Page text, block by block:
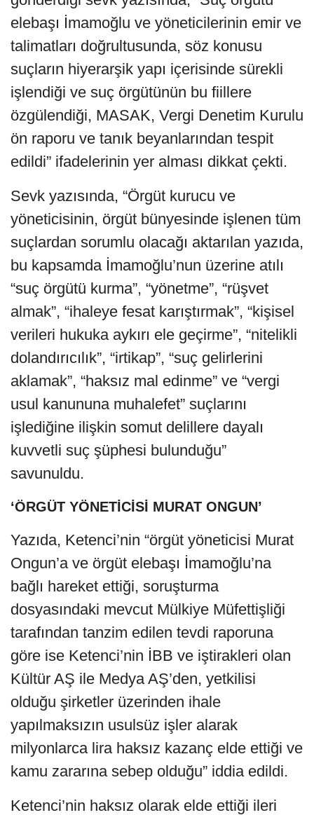
elebaşı İmamoğlu ve yöneticilerinin emir ve
talimatları doğrultusunda, söz konusu
suçların hiyerarşik yapı içerisinde sürekli
işlendiği ve suç örgütünün bu fiillere
özgülendiği, MASAK, Vergi Denetim Kurulu
ön raporu ve tanık beyanlarından tespit
edildi” ifadelerinin yer alması dikkat çekti.
Sevk yazısında, “Örgüt kurucu ve
yöneticisinin, örgüt bünyesinde işlenen tüm
suçlardan sorumlu olacağı aktarılan yazıda,
bu kapsamda İmamoğlu’nun üzerine atılı
“suç örgütü kurma”, “yönetme”, “rüşvet
almak”, “ihaleye fesat karıştırmak”, “kişisel
verileri hukuka aykırı ele geçirme”, “nitelikli
dolandırıcılık”, “irtikap”, “suç gelirlerini
aklamak”, “haksız mal edinme” ve “vergi
usul kanununa muhalefet” suçlarını
işlediğine ilişkin somut delillere dayalı
kuvvetli suç şüphesi bulunduğu”
savunuldu.
‘ÖRGÜT YÖNETİCİSİ MURAT ONGUN’
Yazıda, Ketenci’nin “örgüt yöneticisi Murat
Ongun’a ve örgüt elebaşı İmamoğlu’na
bağlı hareket ettiği, soruşturma
dosyasındaki mevcut Mülkiye Müfettişliği
tarafından tanzim edilen tevdi raporuna
göre ise Ketenci’nin İBB ve iştirakleri olan
Kültür AŞ ile Medya AŞ’den, yetkilisi
olduğu şirketler üzerinden ihale
yapılmaksızın usulsüz işler alarak
milyonlarca lira haksız kazanç elde ettiği ve
kamu zararına sebep olduğu” iddia edildi.
Ketenci’nin haksız olarak elde ettiği ileri